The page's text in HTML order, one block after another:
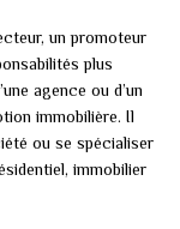
un promoteur
plus
agence ou d’un
immobilière. Il
ou se spécialiser
immobilier